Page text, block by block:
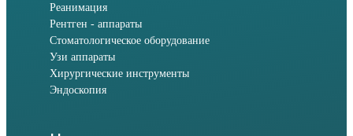
Реанимация
Рентген - аппараты
Стоматологическое оборудование
Узи аппараты
Хирургические инструменты
Эндоскопия